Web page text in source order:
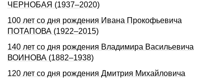
ЧЕРНОБАЯ (1937–2020)
100 лет со дня рождения Ивана Прокофьевича
ПОТАПОВА (1922–2015)
140 лет со дня рождения Владимира Васильевича
ВОИНОВА (1882–1938)
120 лет со дня рождения Дмитрия Михайловича